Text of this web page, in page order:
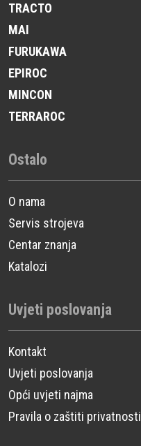
TRACTO
MAI
FURUKAWA
EPIROC
MINCON
TERRAROC
Ostalo
O nama
Servis strojeva
Centar znanja
Katalozi
Uvjeti poslovanja
Kontakt
Uvjeti poslovanja
Opći uvjeti najma
Pravila o zaštiti privatnosti